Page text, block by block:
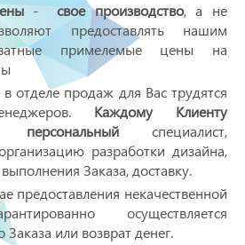
-свое производство, а не
предоставлять нашим
примелемые цены на
отделе продаж для Вас трудятся
Каждому Клиенту
персональный специалист,
разработки дизайна,
Заказа, доставку.
предоставления некачественной
осуществляется
Заказа или возврат денег.